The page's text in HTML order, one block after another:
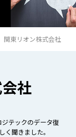
関東リオン株式会社
社
テックのデータ復
聞きました。